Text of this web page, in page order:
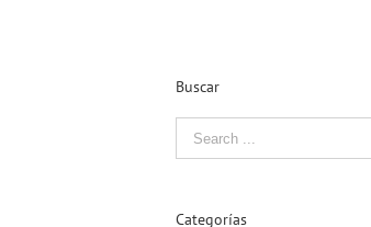
Buscar
Search
for:
Categorías